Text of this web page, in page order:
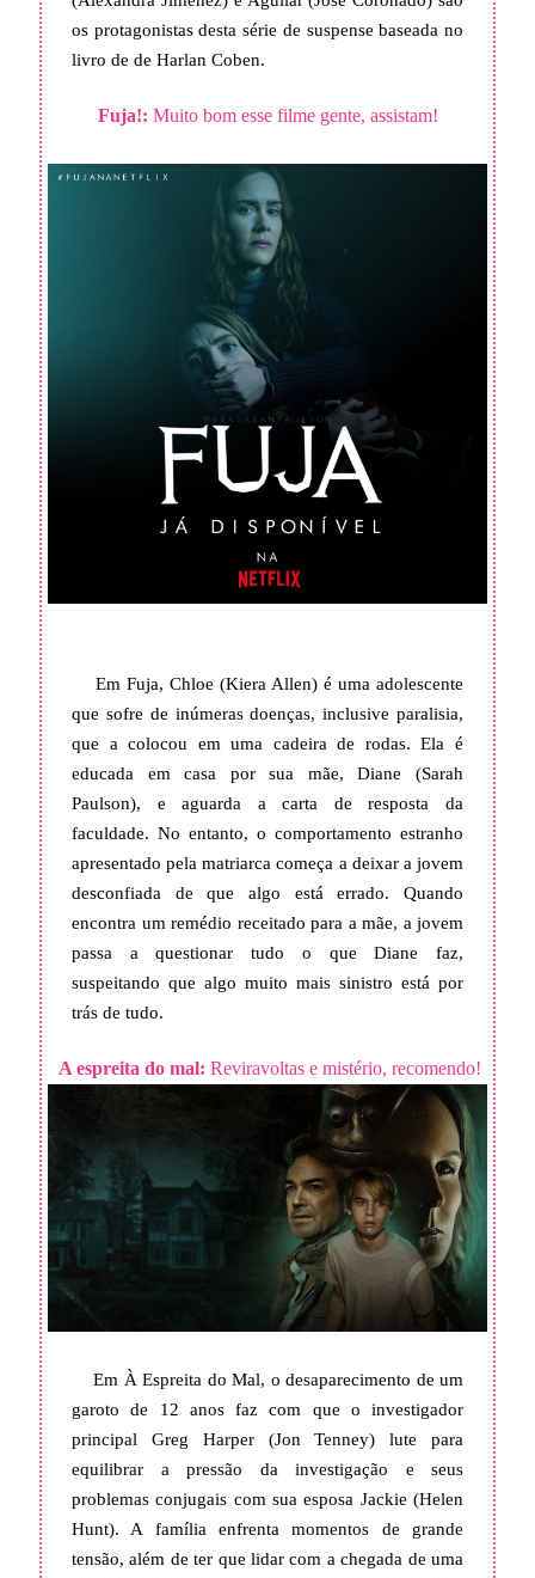
os protagonistas desta série de suspense baseada no
livro de de Harlan Coben.
Fuja!: Muito bom esse filme gente, assistam!
Em Fuja, Chloe (Kiera Allen) é uma adolescente
que sofre de inúmeras doenças, inclusive paralisia,
que a colocou em uma cadeira de rodas. Ela é
educada em casa por sua mãe, Diane (Sarah
Paulson), e aguarda a carta de resposta da
faculdade. No entanto, o comportamento estranho
apresentado pela matriarca começa a deixar a jovem
desconfiada de que algo está errado. Quando
encontra um remédio receitado para a mãe, a jovem
passa a questionar tudo o que Diane faz,
suspeitando que algo muito mais sinistro está por
trás de tudo.
A espreita do mal: Reviravoltas e mistério, recomendo!
Em À Espreita do Mal, o desaparecimento de um
garoto de 12 anos faz com que o investigador
principal Greg Harper (Jon Tenney) lute para
equilibrar a pressão da investigação e seus
problemas conjugais com sua esposa Jackie (Helen
Hunt). A família enfrenta momentos de grande
tensão, além de ter que lidar com a chegada de uma